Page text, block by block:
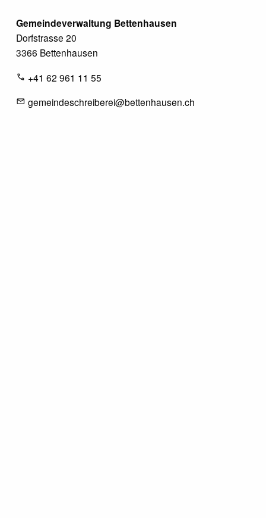
Gemeindeverwaltung Bettenhausen
Dorfstrasse 20
3366 Bettenhausen
+41 62 961 11 55
gemeindeschreiberei@bettenhausen.ch